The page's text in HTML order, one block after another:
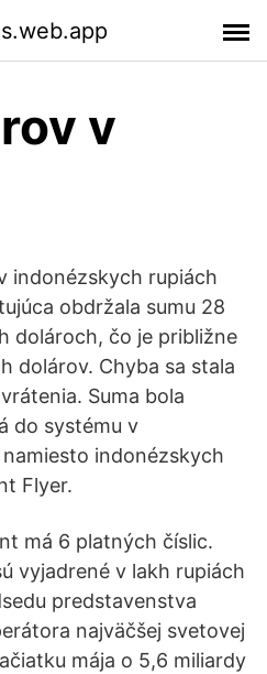
v
indonézskych rupiách
obdržala sumu 28
dolároch, čo je približne
dolárov. Chyba sa stala
Suma bola
do systému v
indonézskych
Flyer.
má 6 platných číslic.
vyjadrené v lakh rupiách
predstavenstva
najväčšej svetovej
mája o 5,6 miliardy